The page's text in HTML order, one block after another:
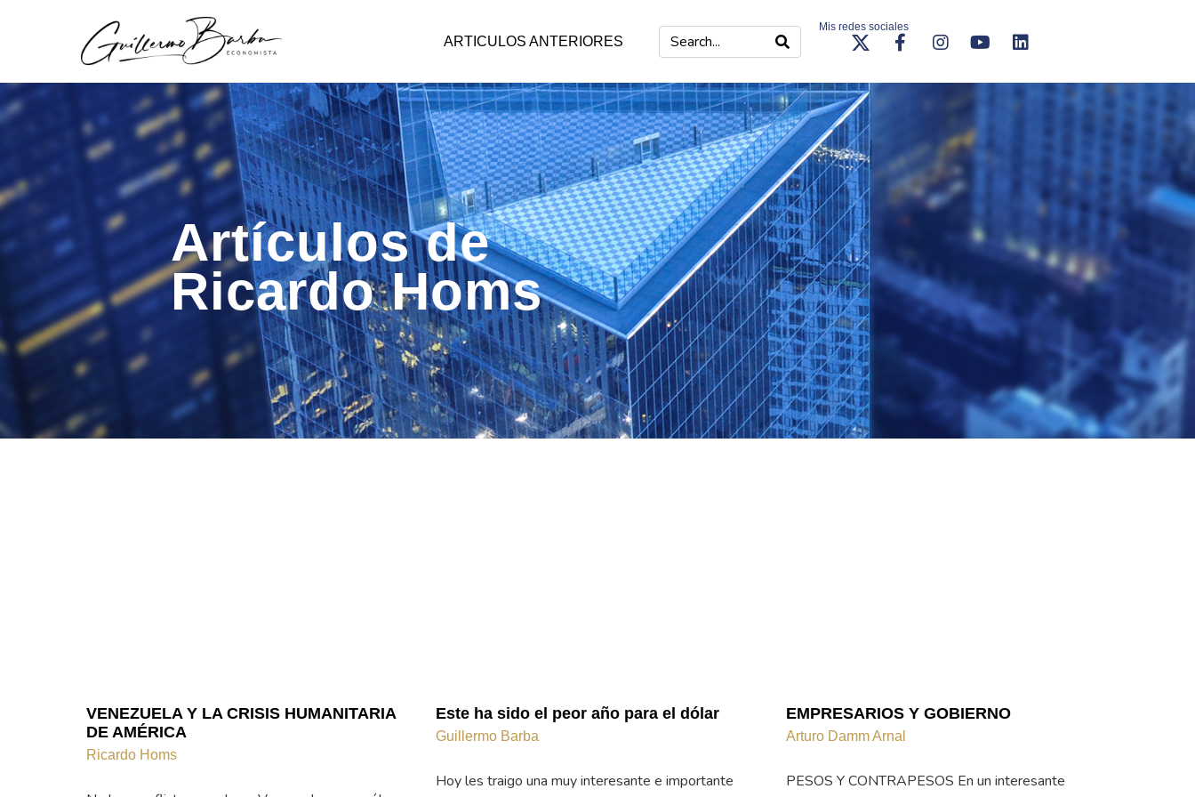
ARTICULOS ANTERIORES
Mis redes sociales
Artículos de
Ricardo Homs
VENEZUELA Y LA CRISIS HUMANITARIA
DE AMÉRICA
Ricardo Homs
Este ha sido el peor año para el dólar
Guillermo Barba
Hoy les traigo una muy interesante e importante
EMPRESARIOS Y GOBIERNO
Arturo Damm Arnal
PESOS Y CONTRAPESOS En un interesante